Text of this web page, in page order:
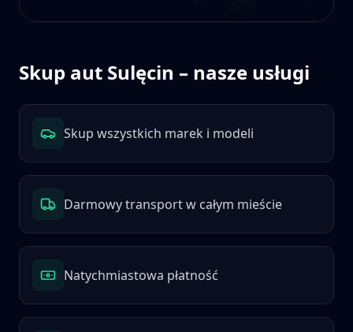
Skup aut Sulęcin – nasze usługi
Skup wszystkich marek i modeli
Darmowy transport w całym mieście
Natychmiastowa płatność